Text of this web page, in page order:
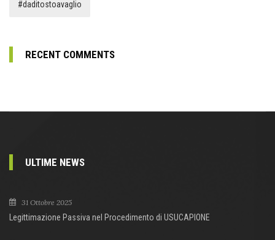
#daditostoavaglio
RECENT COMMENTS
ULTIME NEWS
31 Ottobre 2025
Legittimazione Passiva nel Procedimento di USUCAPIONE